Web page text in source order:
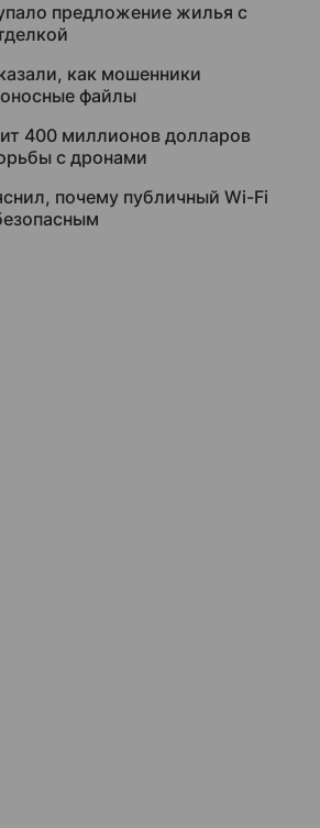
предложение жилья с
как мошенники
файлы
400 миллионов долларов
с дронами
почему публичный Wi-Fi